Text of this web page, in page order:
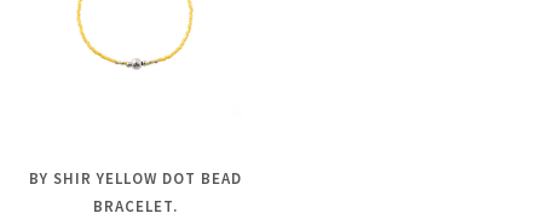
BY SHIR YELLOW DOT BEAD
BRACELET.